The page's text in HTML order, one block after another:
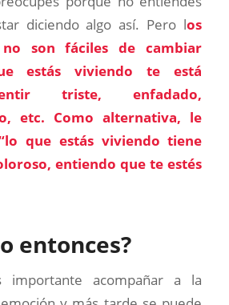
diciendo algo así. Pero los
no son fáciles de cambiar
estás viviendo te está
triste, enfadado,
etc. Como alternativa, le
que estás viviendo tiene
entiendo que te estés
entonces?
importante acompañar a la